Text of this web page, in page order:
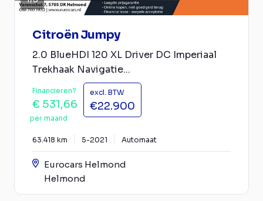
Citroën Jumpy
2.0 BlueHDI 120 XL Driver DC Imperiaal
Trekhaak Navigatie...
Financieren?
€ 531,66
per maand
excl. BTW
€22.900
63.418 km 5-2021 Automaat
Eurocars Helmond
Helmond